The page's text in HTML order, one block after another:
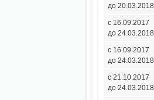
до 20.03.2018
с 16.09.2017
до 24.03.2018
с 16.09.2017
до 24.03.2018
с 21.10.2017
до 24.03.2018